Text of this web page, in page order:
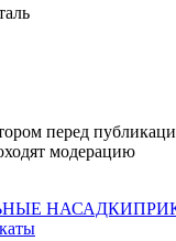
перед
модерацию
НАСАДКИ